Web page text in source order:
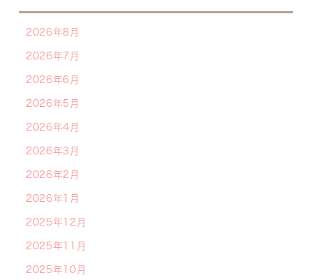
2026年8月
2026年7月
2026年6月
2026年5月
2026年4月
2026年3月
2026年2月
2026年1月
2025年12月
2025年11月
2025年10月